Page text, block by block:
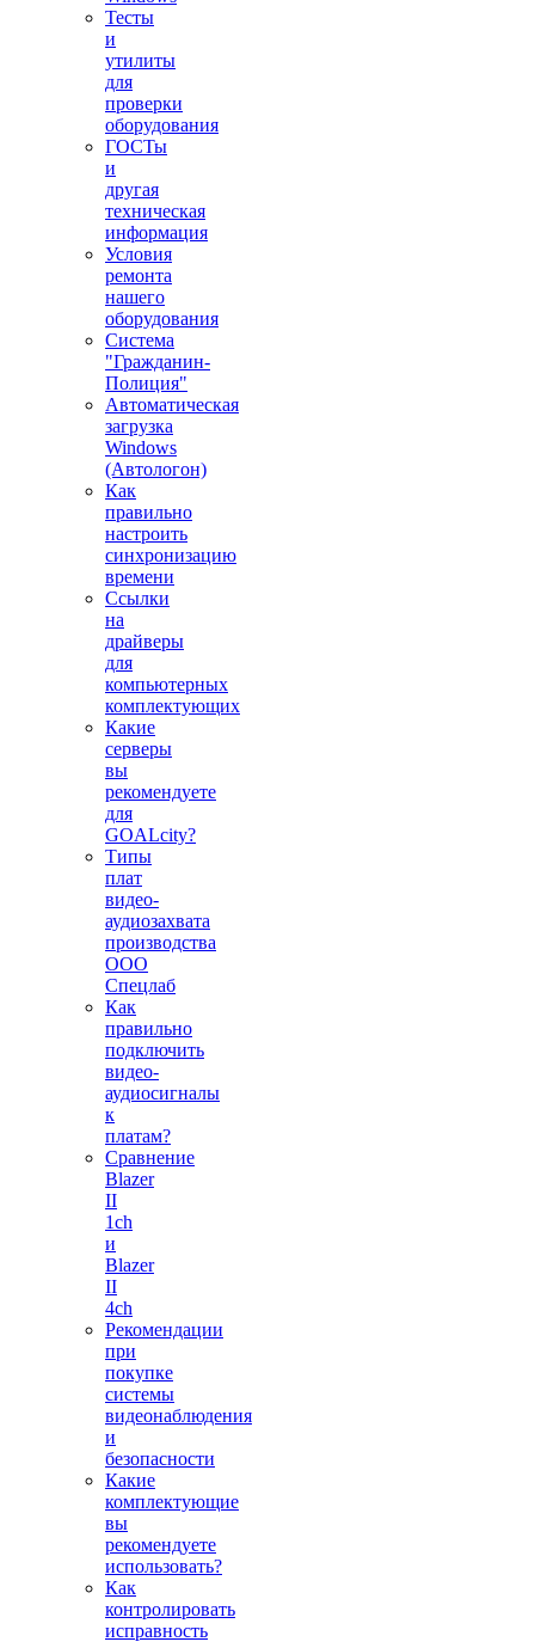
Тесты
и
утилиты
для
проверки
оборудования
ГОСТы
и
другая
техническая
информация
Условия
ремонта
нашего
оборудования
Система
"Гражданин-
Полиция"
Автоматическая
загрузка
Windows
(Автологон)
Как
правильно
настроить
синхронизацию
времени
Ссылки
на
драйверы
для
компьютерных
комплектующих
Какие
серверы
вы
рекомендуете
для
GOALcity?
Типы
плат
видео-
аудиозахвата
производства
ООО
Спецлаб
Как
правильно
подключить
видео-
аудиосигналы
к
платам?
Сравнение
Blazer
II
1ch
и
Blazer
II
4ch
Рекомендации
при
покупке
системы
видеонаблюдения
и
безопасности
Какие
комплектующие
вы
рекомендуете
использовать?
Как
контролировать
исправность